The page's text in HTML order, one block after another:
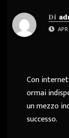
Di
Con
ormai
un mezzo
successo.